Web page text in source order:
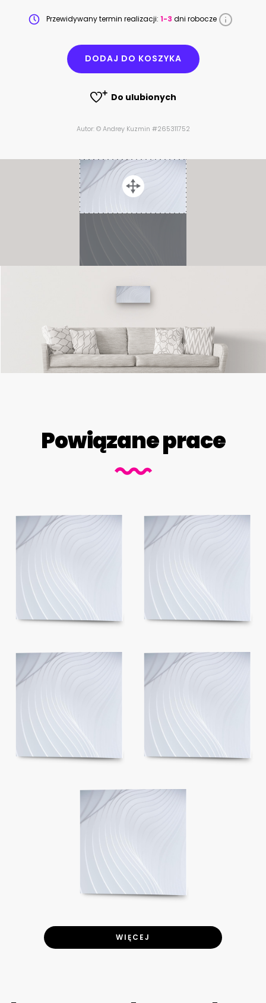
Przewidywany termin realizacji: 1-3 dni robocze
DODAJ DO KOSZYKA
Do ulubionych
Autor: © Andrey Kuzmin #265311752
Powiązane prace
WIĘCEJ